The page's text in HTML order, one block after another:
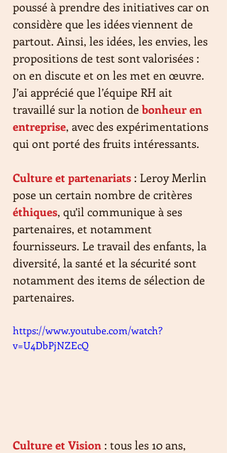
poussé à prendre des initiatives car on
considère que les idées viennent de
partout. Ainsi, les idées, les envies, les
propositions de test sont valorisées :
on en discute et on les met en œuvre.
J’ai apprécié que l’équipe RH ait
travaillé sur la notion de bonheur en
entreprise, avec des expérimentations
qui ont porté des fruits intéressants.
Culture et partenariats : Leroy Merlin
pose un certain nombre de critères
éthiques, qu’il communique à ses
partenaires, et notamment
fournisseurs. Le travail des enfants, la
diversité, la santé et la sécurité sont
notamment des items de sélection de
partenaires.
https://www.youtube.com/watch?
v=U4DbPjNZEcQ
Culture et Vision : tous les 10 ans,